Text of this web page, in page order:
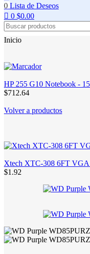
0 Lista de Deseos
0 $0.00
Inicio
HP 255 G10 Notebook -
$712.64
Volver a productos
Xtech XTC-308 6FT
$1.92